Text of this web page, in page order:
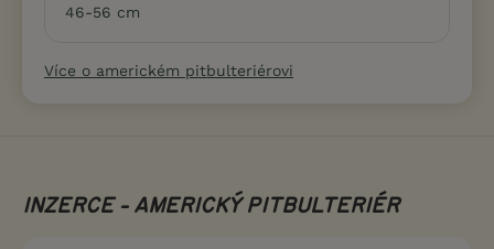
46-56 cm
Více o americkém pitbulteriérovi
INZERCE - AMERICKÝ PITBULTERIÉR